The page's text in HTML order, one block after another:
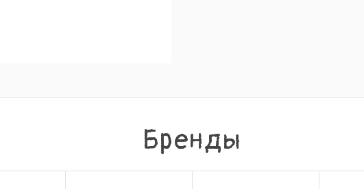
Бренды